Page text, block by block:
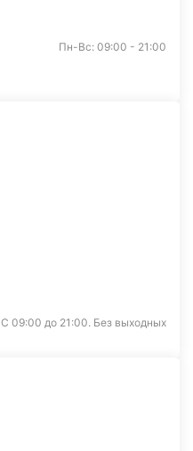
Пн-Вс: 09:00 - 21:00
С 09:00 до 21:00. Без выходных